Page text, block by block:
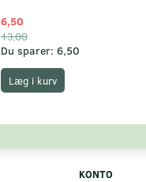
6,50
13,00
Du sparer: 6,50
Læg i kurv
KONTO